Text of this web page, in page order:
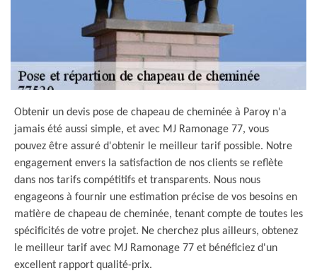
Obtenir un devis pose de chapeau de cheminée à Paroy n'a
jamais été aussi simple, et avec MJ Ramonage 77, vous
pouvez être assuré d'obtenir le meilleur tarif possible. Notre
engagement envers la satisfaction de nos clients se reflète
dans nos tarifs compétitifs et transparents. Nous nous
engageons à fournir une estimation précise de vos besoins en
matière de chapeau de cheminée, tenant compte de toutes les
spécificités de votre projet. Ne cherchez plus ailleurs, obtenez
le meilleur tarif avec MJ Ramonage 77 et bénéficiez d'un
excellent rapport qualité-prix.